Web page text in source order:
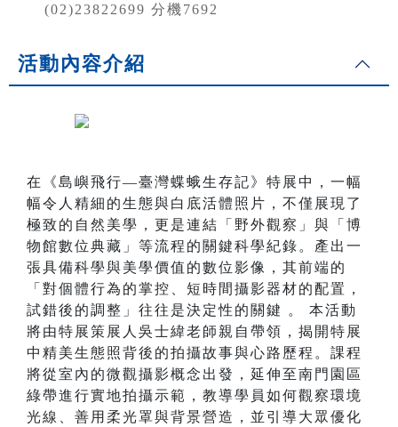
(02)23822699 分機7692
活動內容介紹
在《島嶼飛行—臺灣蝶蛾生存記》特展中，一幅
幅令人精細的生態與白底活體照片，不僅展現了
極致的自然美學，更是連結「野外觀察」與「博
物館數位典藏」等流程的關鍵科學紀錄。產出一
張具備科學與美學價值的數位影像，其前端的
「對個體行為的掌控、短時間攝影器材的配置，
試錯後的調整」往往是決定性的關鍵 。 本活動
將由特展策展人吳士緯老師親自帶領，揭開特展
中精美生態照背後的拍攝故事與心路歷程。課程
將從室內的微觀攝影概念出發，延伸至南門園區
綠帶進行實地拍攝示範，教導學員如何觀察環境
光線、善用柔光罩與背景營造，並引導大眾優化